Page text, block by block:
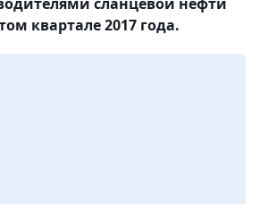
квартале 2017 года.